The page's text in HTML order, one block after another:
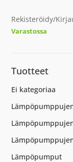
Rekisteröidy/
Varastossa
Tuotteet
Ei kategoriaa
Lämpöpumput